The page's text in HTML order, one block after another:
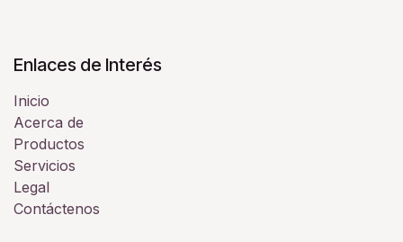
Enlaces de Interés
Inicio
Acerca de
Productos
Servicios
Legal
Contáctenos